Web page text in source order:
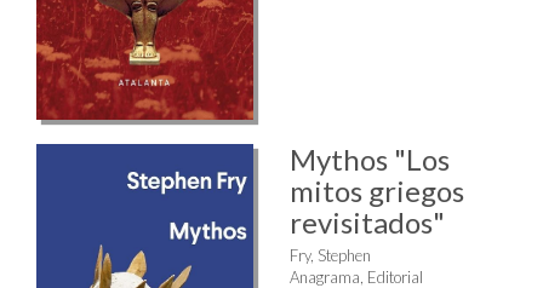
Mythos "Los
mitos griegos
revisitados"
Fry, Stephen
Anagrama, Editorial